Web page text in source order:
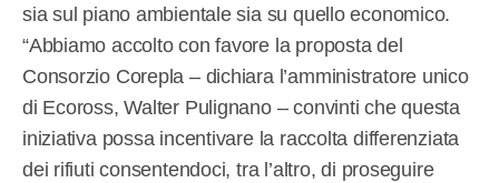
sia sul piano ambientale sia su quello economico.
“Abbiamo accolto con favore la proposta del
Consorzio Corepla – dichiara l’amministratore unico
di Ecoross, Walter Pulignano – convinti che questa
iniziativa possa incentivare la raccolta differenziata
dei rifiuti consentendoci, tra l’altro, di proseguire